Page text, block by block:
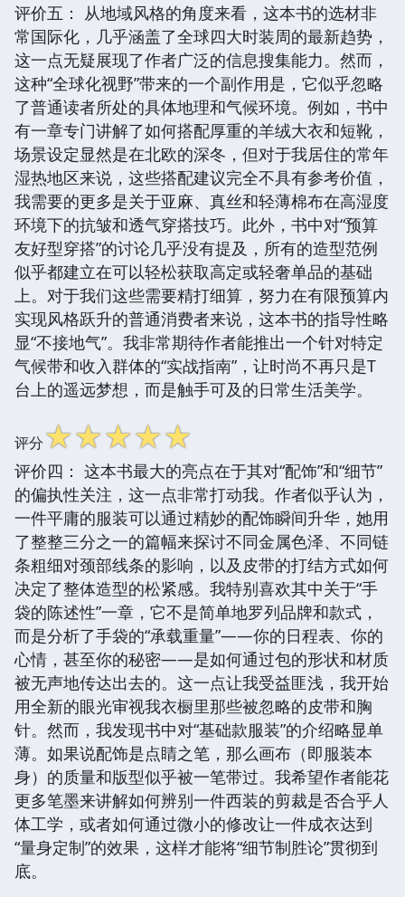
评价五： 从地域风格的角度来看，这本书的选材非
常国际化，几乎涵盖了全球四大时装周的最新趋势，
这一点无疑展现了作者广泛的信息搜集能力。然而，
这种“全球化视野”带来的一个副作用是，它似乎忽略
了普通读者所处的具体地理和气候环境。例如，书中
有一章专门讲解了如何搭配厚重的羊绒大衣和短靴，
场景设定显然是在北欧的深冬，但对于我居住的常年
湿热地区来说，这些搭配建议完全不具有参考价值，
我需要的更多是关于亚麻、真丝和轻薄棉布在高湿度
环境下的抗皱和透气穿搭技巧。此外，书中对“预算
友好型穿搭”的讨论几乎没有提及，所有的造型范例
似乎都建立在可以轻松获取高定或轻奢单品的基础
上。对于我们这些需要精打细算，努力在有限预算内
实现风格跃升的普通消费者来说，这本书的指导性略
显“不接地气”。我非常期待作者能推出一个针对特定
气候带和收入群体的“实战指南”，让时尚不再只是T
台上的遥远梦想，而是触手可及的日常生活美学。
评分☆☆☆☆☆
评价四： 这本书最大的亮点在于其对“配饰”和“细节”
的偏执性关注，这一点非常打动我。作者似乎认为，
一件平庸的服装可以通过精妙的配饰瞬间升华，她用
了整整三分之一的篇幅来探讨不同金属色泽、不同链
条粗细对颈部线条的影响，以及皮带的打结方式如何
决定了整体造型的松紧感。我特别喜欢其中关于“手
袋的陈述性”一章，它不是简单地罗列品牌和款式，
而是分析了手袋的“承载重量”——你的日程表、你的
心情，甚至你的秘密——是如何通过包的形状和材质
被无声地传达出去的。这一点让我受益匪浅，我开始
用全新的眼光审视我衣橱里那些被忽略的皮带和胸
针。然而，我发现书中对“基础款服装”的介绍略显单
薄。如果说配饰是点睛之笔，那么画布（即服装本
身）的质量和版型似乎被一笔带过。我希望作者能花
更多笔墨来讲解如何辨别一件西装的剪裁是否合乎人
体工学，或者如何通过微小的修改让一件成衣达到
“量身定制”的效果，这样才能将“细节制胜论”贯彻到
底。